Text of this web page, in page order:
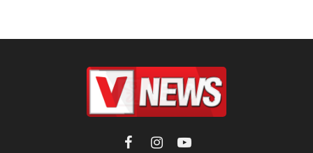
FacebookInstagramYouTube